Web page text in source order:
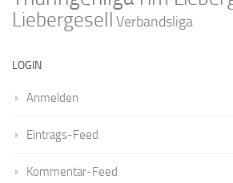
Liebergesell Verbandsliga
LOGIN
Anmelden
Eintrags-Feed
Kommentar-Feed